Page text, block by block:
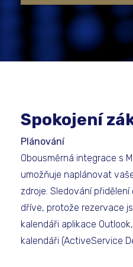
Spokojení
Plánování
Obousměrná integrace s
umožňuje naplánovat
zdroje. Sledování
dříve, protože rezervace
kalendáři aplikace
kalendáři (ActiveService